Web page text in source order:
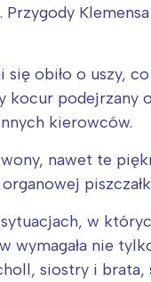
obiło o uszy,
kocur
kierowców.
nawet te
w
nie
siostry i
wydarzenia z
Śląsk